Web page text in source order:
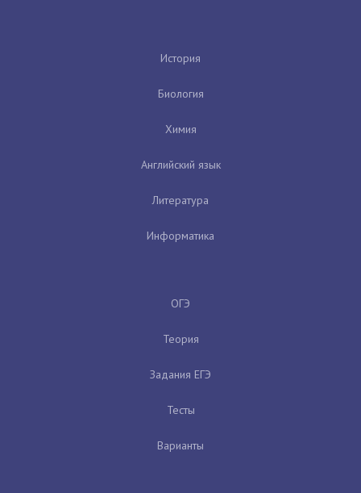
История
Биология
Химия
Английский язык
Литература
Информатика
ОГЭ
Теория
Задания ЕГЭ
Тесты
Варианты